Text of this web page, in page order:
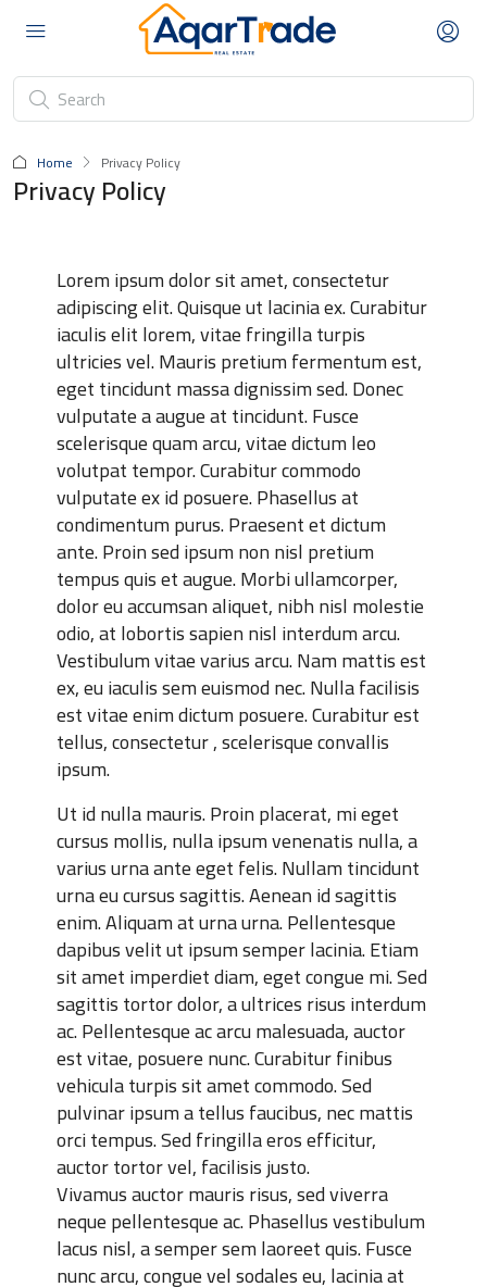
Home Privacy Policy
Privacy Policy
Lorem ipsum dolor sit amet, consectetur
adipiscing elit. Quisque ut lacinia ex. Curabitur
iaculis elit lorem, vitae fringilla turpis
ultricies vel. Mauris pretium fermentum est,
eget tincidunt massa dignissim sed. Donec
vulputate a augue at tincidunt. Fusce
scelerisque quam arcu, vitae dictum leo
volutpat tempor. Curabitur commodo
vulputate ex id posuere. Phasellus at
condimentum purus. Praesent et dictum
ante. Proin sed ipsum non nisl pretium
tempus quis et augue. Morbi ullamcorper,
dolor eu accumsan aliquet, nibh nisl molestie
odio, at lobortis sapien nisl interdum arcu.
Vestibulum vitae varius arcu. Nam mattis est
ex, eu iaculis sem euismod nec. Nulla facilisis
est vitae enim dictum posuere. Curabitur est
tellus, consectetur , scelerisque convallis
ipsum.
Ut id nulla mauris. Proin placerat, mi eget
cursus mollis, nulla ipsum venenatis nulla, a
varius urna ante eget felis. Nullam tincidunt
urna eu cursus sagittis. Aenean id sagittis
enim. Aliquam at urna urna. Pellentesque
dapibus velit ut ipsum semper lacinia. Etiam
sit amet imperdiet diam, eget congue mi. Sed
sagittis tortor dolor, a ultrices risus interdum
ac. Pellentesque ac arcu malesuada, auctor
est vitae, posuere nunc. Curabitur finibus
vehicula turpis sit amet commodo. Sed
pulvinar ipsum a tellus faucibus, nec mattis
orci tempus. Sed fringilla eros efficitur,
auctor tortor vel, facilisis justo.
Vivamus auctor mauris risus, sed viverra
neque pellentesque ac. Phasellus vestibulum
lacus nisl, a semper sem laoreet quis. Fusce
nunc arcu, congue vel sodales eu, lacinia at